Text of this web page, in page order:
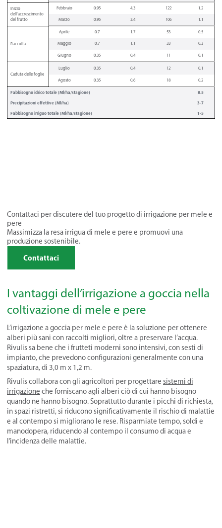
Inizio
dell’accrescimento
del frutto
Febbraio 0.95 4.3 122 1.2
Marzo 0.95 3.4 106 1.1
Raccolta
Aprile 0.7 1.7 53 0.5
Maggio 0.7 1.1 33 0.3
Giugno 0.35 0.4 11 0.1
Caduta delle foglie
Luglio 0.35 0.4 12 0.1
Agosto 0.35 0.6 18 0.2
Fabbisogno idrico totale (Ml/ha/stagione)
8.5
Precipitazioni effettive (Ml/ha)
3-7
Fabbisogno irriguo totale (Ml/ha/stagione)
1-5
Contattaci per discutere del tuo progetto di irrigazione per mele e
pere
Massimizza la resa irrigua di mele e pere e promuovi una
produzione sostenibile.
Contattaci
I vantaggi dell’irrigazione a goccia nella
coltivazione di mele e pere
L’irrigazione a goccia per mele e pere è la soluzione per ottenere
alberi più sani con raccolti migliori, oltre a preservare l’acqua.
Rivulis sa bene che i frutteti moderni sono intensivi, con sesti di
impianto, che prevedono configurazioni generalmente con una
spaziatura, di 3,0 m x 1,2 m.
Rivulis collabora con gli agricoltori per progettare sistemi di
irrigazione che forniscano agli alberi ciò di cui hanno bisogno
quando ne hanno bisogno. Soprattutto durante i picchi di richiesta,
in spazi ristretti, si riducono significativamente il rischio di malattie
e al contempo si migliorano le rese. Risparmiate tempo, soldi e
manodopera, riducendo al contempo il consumo di acqua e
l’incidenza delle malattie.